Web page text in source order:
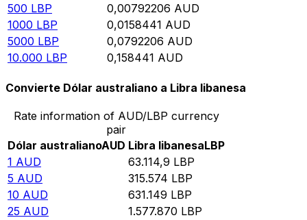
500 LBP 0,00792206 AUD
1000 LBP 0,0158441 AUD
5000 LBP 0,0792206 AUD
10.000 LBP 0,158441 AUD
Convierte Dólar australiano a Libra libanesa
Rate information of AUD/LBP currency
pair
Dólar australianoAUD Libra libanesaLBP
1 AUD 63.114,9 LBP
5 AUD 315.574 LBP
10 AUD 631.149 LBP
25 AUD 1.577.870 LBP